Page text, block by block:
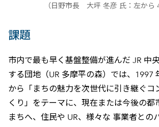
（日野市長 大坪 冬彦 氏：左から
課題
市内で最も早く基盤整備が進んだ JR 中
する団地（UR 多摩平の森）では、1997
から「まちの魅力を次世代に引き継ぐコ
くり」をテーマに、現在または今後の都
まちへ、住民や UR、様々な 事業者との